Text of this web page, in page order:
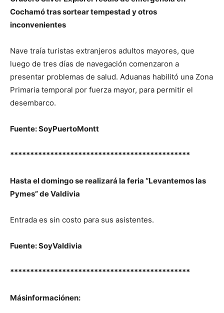
Cochamó tras sortear tempestad y otros
inconvenientes
Nave traía turistas extranjeros adultos mayores, que
luego de tres días de navegación comenzaron a
presentar problemas de salud. Aduanas habilitó una Zona
Primaria temporal por fuerza mayor, para permitir el
desembarco.
Fuente: SoyPuertoMontt
*********************************************
Hasta el domingo se realizará la feria “Levantemos las
Pymes” de Valdivia
Entrada es sin costo para sus asistentes.
Fuente: SoyValdivia
*********************************************
Másinformaciónen: